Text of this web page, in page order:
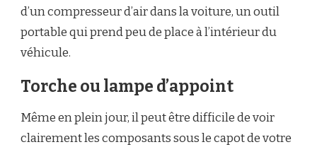
d’un compresseur d’air dans la voiture, un outil
portable qui prend peu de place à l’intérieur du
véhicule.
Torche ou lampe d’appoint
Même en plein jour, il peut être difficile de voir
clairement les composants sous le capot de votre